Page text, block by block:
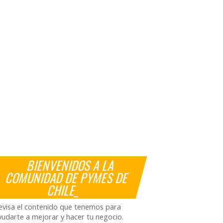
BIENVENIDOS A LA
COMUNIDAD DE PYMES DE
CHILE_
el contenido que tenemos para
a mejorar y hacer tu negocio.